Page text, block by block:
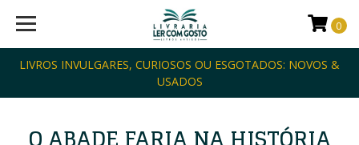
LIVROS INVULGARES, CURIOSOS OU ESGOTADOS: NOVOS &
USADOS
0